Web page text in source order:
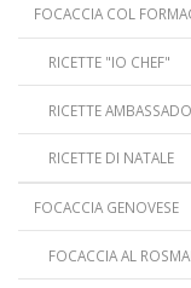
FOCACCIA COL
RICETTE "IO CHEF"
RICETTE
RICETTE DI NATALE
FOCACCIA GENOVESE
FOCACCIA AL